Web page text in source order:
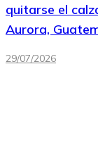
quitarse el
Aurora,
29/07/2026